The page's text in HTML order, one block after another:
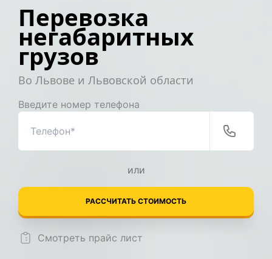
Перевозка
негабаритных
грузов
Во Львове и Львовской области
Введите номер телефона
или
РАССЧИТАТЬ СТОИМОСТЬ
Смотреть прайс лист